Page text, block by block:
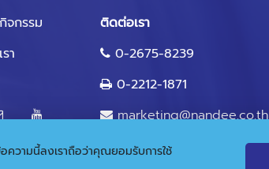
จกรรม
า
ติดต่อเรา
0-2675-8239
0-2212-1871
marketing@nandee.co.th
อความนี้ลงเราถือว่าคุณยอมรับการใช้